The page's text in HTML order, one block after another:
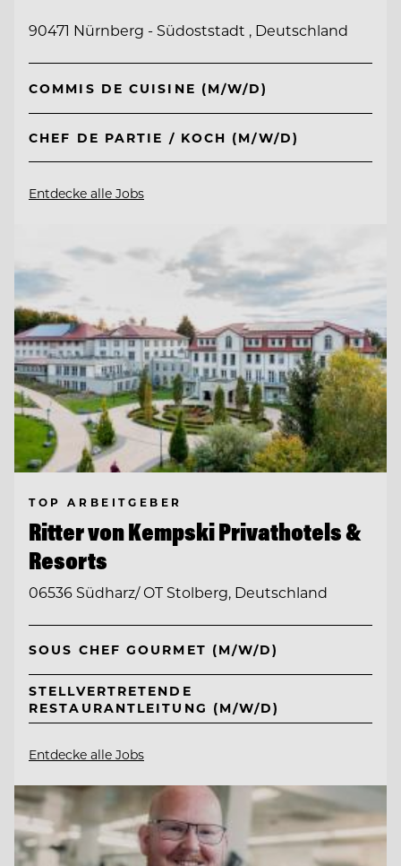
90471 Nürnberg - Südoststadt , Deutschland
COMMIS DE CUISINE (M/W/D)
CHEF DE PARTIE / KOCH (M/W/D)
Entdecke alle Jobs
TOP ARBEITGEBER
Ritter von Kempski Privathotels &
Resorts
06536 Südharz/ OT Stolberg, Deutschland
SOUS CHEF GOURMET (M/W/D)
STELLVERTRETENDE
RESTAURANTLEITUNG (M/W/D)
Entdecke alle Jobs